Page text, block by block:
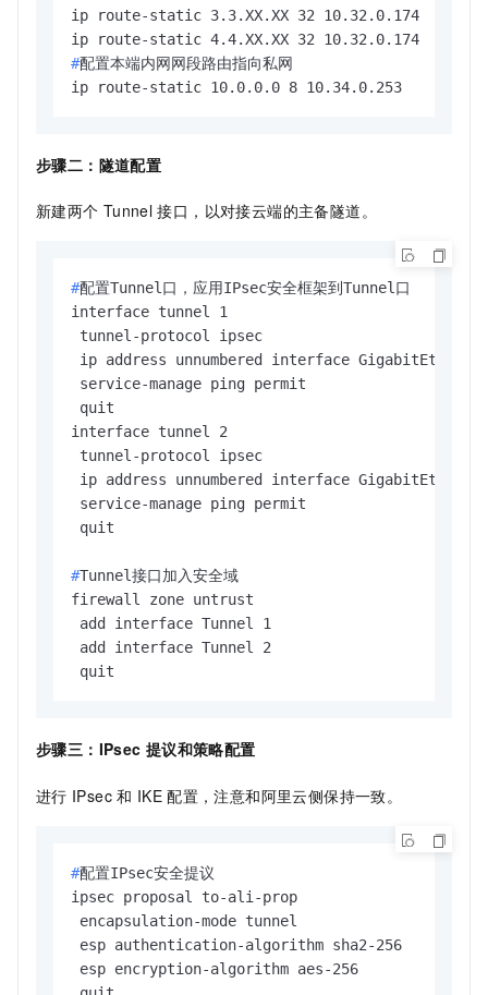
ip route-static 3.3.XX.XX 32 10.32.0.174
#配置本端内网网段路由指向私网
ip route-static 10.0.0.0 8 10.34.0.253
步骤二：隧道配置
新建两个 Tunnel 接口，以对接云端的主备隧道。
#配置Tunnel口，应用IPsec安全框架到Tunnel口
interface tunnel 1
tunnel-protocol ipsec
ip address unnumbered interface
service-manage ping permit
quit
interface tunnel 2
tunnel-protocol ipsec
ip address unnumbered interface
service-manage ping permit
#Tunnel接口加入安全域
firewall zone untrust
add interface Tunnel 1
add interface Tunnel 2
步骤三：IPsec 提议和策略配置
进行 IPsec 和 IKE 配置，注意和阿里云侧保持一致。
#配置IPsec安全提议
ipsec proposal to-ali-prop
encapsulation-mode tunnel
esp authentication-algorithm sha2-256
esp encryption-algorithm aes-256